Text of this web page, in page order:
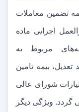
تضمین معاملات
اجرایی ماده
مربوط به
بیمه تامین
شورای عالی
ویژگی دیگر